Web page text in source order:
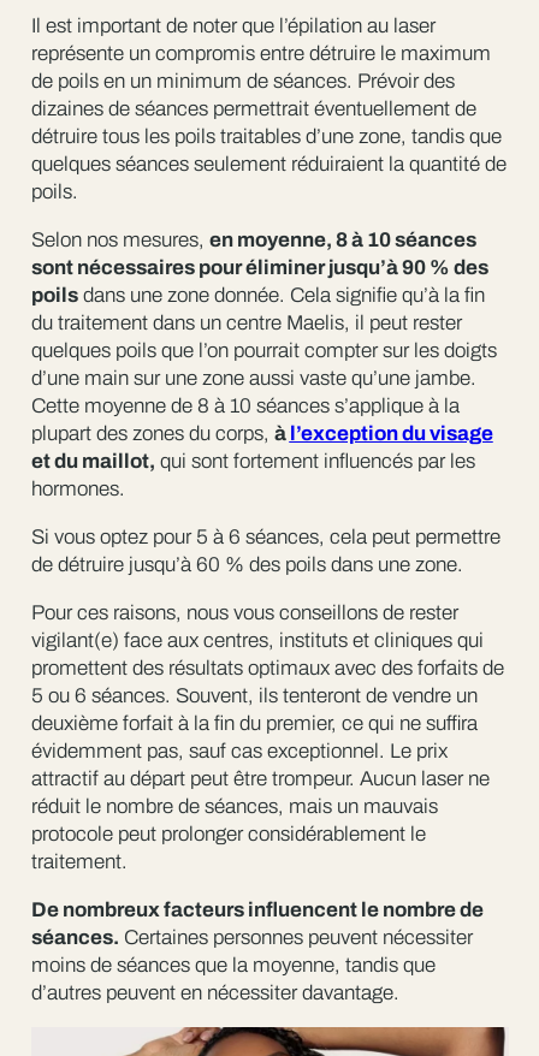
Il est important de noter que l’épilation au laser
représente un compromis entre détruire le maximum
de poils en un minimum de séances. Prévoir des
dizaines de séances permettrait éventuellement de
détruire tous les poils traitables d’une zone, tandis que
quelques séances seulement réduiraient la quantité de
poils.
Selon nos mesures, en moyenne, 8 à 10 séances
sont nécessaires pour éliminer jusqu’à 90 % des
poilsdans une zone donnée. Cela signifie qu’à la fin
du traitement dans un centre Maelis, il peut rester
quelques poils que l’on pourrait compter sur les doigts
d’une main sur une zone aussi vaste qu’une jambe.
Cette moyenne de 8 à 10 séances s’applique à la
plupart des zones du corps, à l’exception du visage
et du maillot, qui sont fortement influencés par les
hormones.
Si vous optez pour 5 à 6 séances, cela peut permettre
de détruire jusqu’à 60 % des poils dans une zone.
Pour ces raisons, nous vous conseillons de rester
vigilant(e) face aux centres, instituts et cliniques qui
promettent des résultats optimaux avec des forfaits de
5 ou 6 séances. Souvent, ils tenteront de vendre un
deuxième forfait à la fin du premier, ce qui ne suffira
évidemment pas, sauf cas exceptionnel. Le prix
attractif au départ peut être trompeur. Aucun laser ne
réduit le nombre de séances, mais un mauvais
protocole peut prolonger considérablement le
traitement.
De nombreux facteurs influencent le nombre de
séances. Certaines personnes peuvent nécessiter
moins de séances que la moyenne, tandis que
d’autres peuvent en nécessiter davantage.